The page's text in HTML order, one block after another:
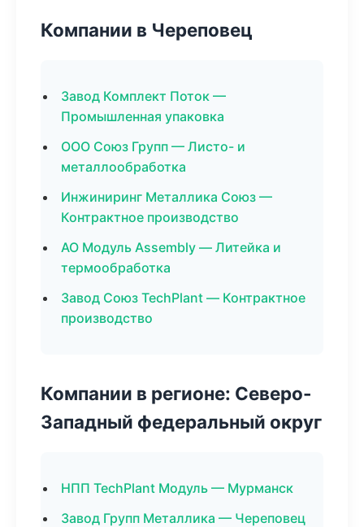
Компании в Череповец
Завод Комплект Поток —
Промышленная упаковка
ООО Союз Групп — Листо- и
металлообработка
Инжиниринг Металлика Союз —
Контрактное производство
АО Модуль Assembly — Литейка и
термообработка
Завод Союз TechPlant — Контрактное
производство
Компании в регионе: Северо-
Западный федеральный округ
НПП TechPlant Модуль — Мурманск
Завод Групп Металлика — Череповец